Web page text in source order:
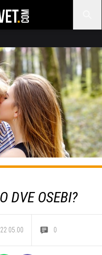
DVE OSEBI?
05.00 0